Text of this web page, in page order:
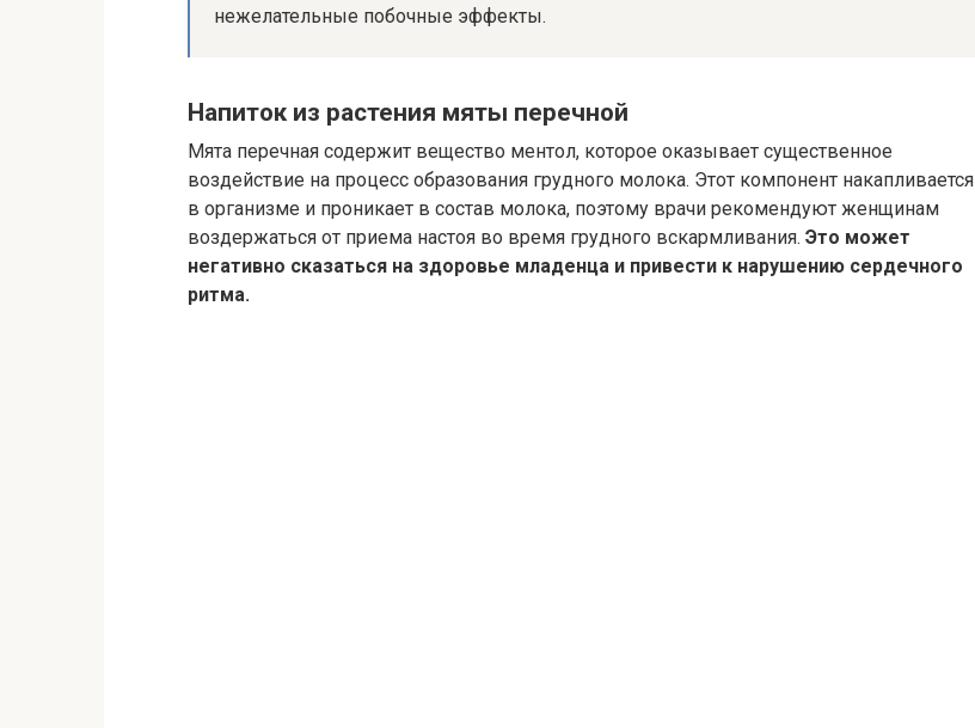
нежелательные побочные эффекты.
Напиток из растения мяты перечной
Мята перечная содержит вещество ментол, которое оказывает существенное
воздействие на процесс образования грудного молока. Этот компонент накапливается
в организме и проникает в состав молока, поэтому врачи рекомендуют женщинам
воздержаться от приема настоя во время грудного вскармливания. Это может
негативно сказаться на здоровье младенца и привести к нарушению сердечного
ритма.